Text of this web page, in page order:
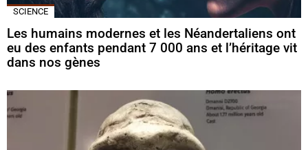
SCIENCE
Les humains modernes et les Néandertaliens ont
eu des enfants pendant 7 000 ans et l’héritage vit
dans nos gènes